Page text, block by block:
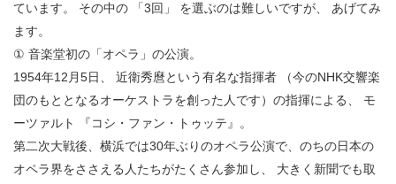
ています。 その中の 「3回」 を選ぶのは難しいですが、 あげてみ
ます。
① 音楽堂初の「オペラ」の公演。
1954年12月5日、 近衛秀麿という有名な指揮者 （今のNHK交響楽
団のもととなるオーケストラを創った人です）の指揮による、 モ
ーツァルト 『コシ・ファン・トゥッテ』。
第二次大戦後、横浜では30年ぶりのオペラ公演で、のちの日本の
オペラ界をささえる人たちがたくさん参加し、 大きく新聞でも取